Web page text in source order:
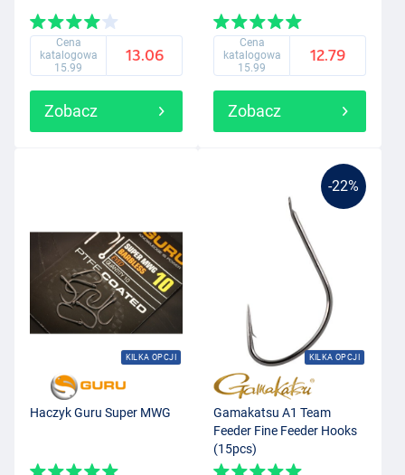
Cena
katalogowa
15.99
13.06
Zobacz
Cena
katalogowa
15.99
12.79
Zobacz
KILKA OPCJI
Haczyk Guru Super MWG
-22%
KILKA OPCJI
Gamakatsu A1 Team
Feeder Fine Feeder Hooks
(15pcs)